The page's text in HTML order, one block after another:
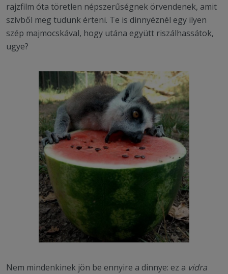
rajzfilm óta töretlen népszerűségnek örvendenek, amit
szívből meg tudunk érteni. Te is dinnyéznél egy ilyen
szép majmocskával, hogy utána együtt riszálhassátok,
ugye?
Nem mindenkinek jön be ennyire a dinnye: ez a vidra